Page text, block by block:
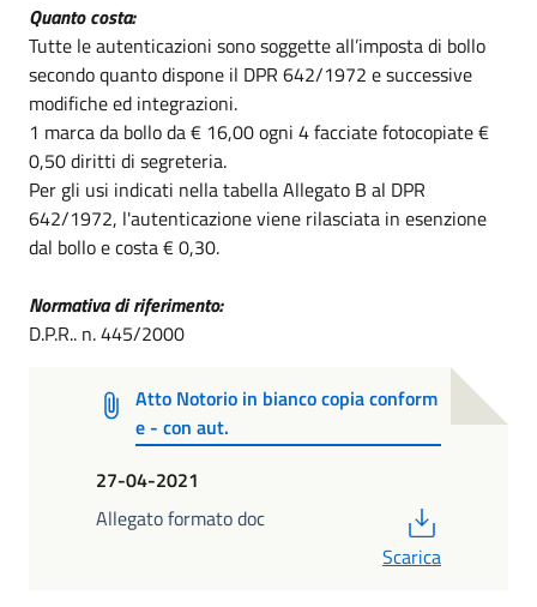
Quanto costa:
Tutte le autenticazioni sono soggette all’imposta di bollo
secondo quanto dispone il DPR 642/1972 e successive
modifiche ed integrazioni.
1 marca da bollo da € 16,00 ogni 4 facciate fotocopiate €
0,50 diritti di segreteria.
Per gli usi indicati nella tabella Allegato B al DPR
642/1972, l'autenticazione viene rilasciata in esenzione
dal bollo e costa € 0,30.
Normativa di riferimento:
D.P.R.. n. 445/2000
Atto Notorio in bianco copia conform
e - con aut.
27-04-2021
Allegato formato doc
Scarica